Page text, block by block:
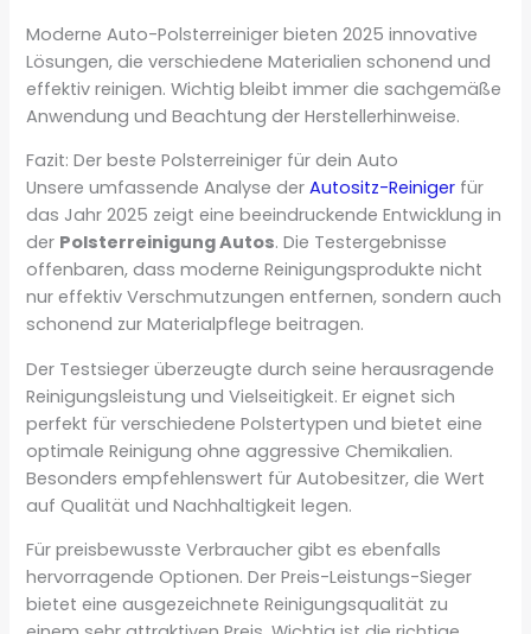
Moderne Auto-Polsterreiniger bieten 2025 innovative
Lösungen, die verschiedene Materialien schonend und
effektiv reinigen. Wichtig bleibt immer die sachgemäße
Anwendung und Beachtung der Herstellerhinweise.
Fazit: Der beste Polsterreiniger für dein Auto
Unsere umfassende Analyse derAutositz-Reiniger für
das Jahr 2025 zeigt eine beeindruckende Entwicklung in
der Polsterreinigung Autos. Die Testergebnisse
offenbaren, dass moderne Reinigungsprodukte nicht
nur effektiv Verschmutzungen entfernen, sondern auch
schonend zur Materialpflege beitragen.
Der Testsieger überzeugte durch seine herausragende
Reinigungsleistung und Vielseitigkeit. Er eignet sich
perfekt für verschiedene Polstertypen und bietet eine
optimale Reinigung ohne aggressive Chemikalien.
Besonders empfehlenswert für Autobesitzer, die Wert
auf Qualität und Nachhaltigkeit legen.
Für preisbewusste Verbraucher gibt es ebenfalls
hervorragende Optionen. Der Preis-Leistungs-Sieger
bietet eine ausgezeichnete Reinigungsqualität zu